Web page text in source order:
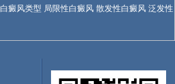
白癜风类型 局限性白癜风 散发性白癜风 泛发性